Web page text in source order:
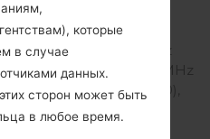
GSM
850/900/1800/1900MHz
HSDPA 850/1900/2100MHz
LTE band 1(2100), 2(1900),
3(1800), 4(1700/2100),
5(850), 7(2600), 17(700)
которые
в случае
данных.
сторон может быть
в любое время.